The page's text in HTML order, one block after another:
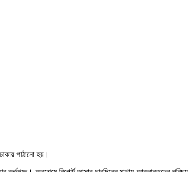
পাঠানো হয়।